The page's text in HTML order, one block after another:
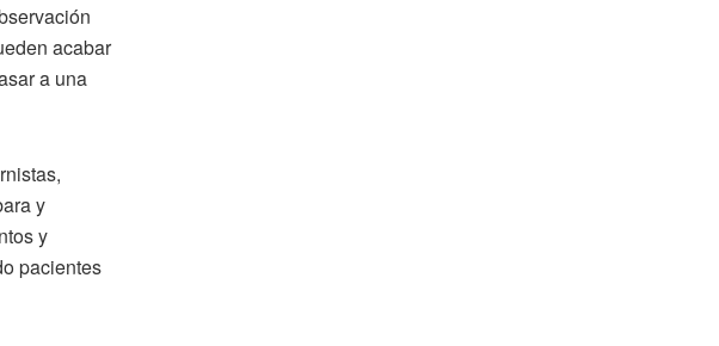
acabar
a una
y
y
pacientes